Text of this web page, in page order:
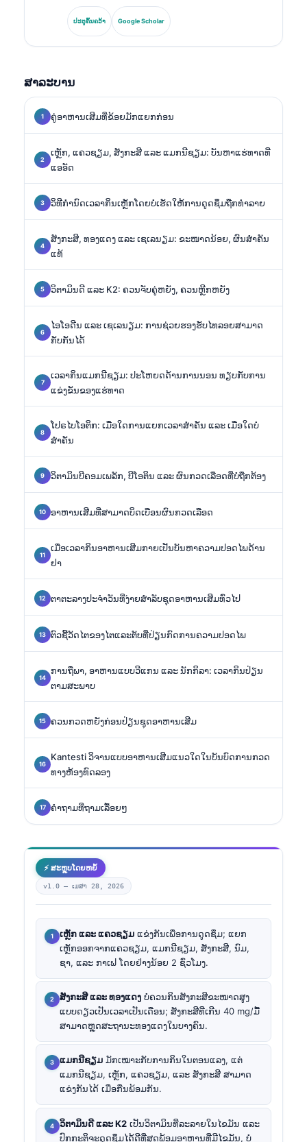
biomarker research. Former President of the German
Society for Clinical Chemistry, he specializes in
diagnostic panel analysis, biomarker standardization,
ປະຕູຄົ້ນຄວ້າ Google Scholar
ສາລະບານ
ຄູ່ອາຫານເສີມທີ່ຂ້ອຍມັກແຍກກ່ອນ
ເຫຼັກ, ແຄວຊຽມ, ສັງກະສີ ແລະ ແມກນີຊຽມ: ບັນຫາແຮ່ທາດທີ່
ແອອັດ
ວິທີກຳນົດເວລາກິນເຫຼັກໂດຍບໍ່ເຮັດໃຫ້ການດູດຊຶມຖືກທຳລາຍ
ສັງກະສີ, ທອງແດງ ແລະ ເຊເລນຽມ: ຂະໜາດນ້ອຍ, ຜົນສຳຄັນ
ແທ້
ວິຕາມິນດີ ແລະ K2: ຄວນຈັບຄູ່ຫຍັງ, ຄວນຫຼີກຫຍັງ
ໄອໂອດີນ ແລະ ເຊເລນຽມ: ການຊ່ວຍຮອງຮັບໄທລອຍສາມາດ
ກັບກັນໄດ້
ເວລາກິນແມກນີຊຽມ: ປະໂຫຍດດ້ານການນອນ ທຽບກັບການ
ແຂ່ງຂັນຂອງແຮ່ທາດ
ໂປຣໄບໂອຕິກ: ເມື່ອໃດການແຍກເວລາສຳຄັນ ແລະ ເມື່ອໃດບໍ່
ສຳຄັນ
ວິຕາມິນບີຄອມເພລັກ, ບີໂອຕິນ ແລະ ຜົນກວດເລືອດທີ່ບໍ່ຖືກຕ້ອງ
ອາຫານເສີມທີ່ສາມາດບິດເບືອນຜົນກວດເລືອດ
ເມື່ອເວລາກິນອາຫານເສີມກາຍເປັນບັນຫາຄວາມປອດໄພດ້ານ
ຢາ
ຕາຕະລາງປະຈຳວັນທີ່ງ່າຍສຳລັບຊຸດອາຫານເສີມທົ່ວໄປ
ຕົວຊີ້ວັດໄຕຂອງໄຕແລະຕັບທີ່ປ່ຽນກົດການຄວາມປອດໄພ
ການຖືພາ, ອາຫານແບບວີແກນ ແລະ ນັກກິລາ: ເວລາກິນປ່ຽນ
ຕາມສະພາບ
ຄວນກວດຫຍັງກ່ອນປ່ຽນຊຸດອາຫານເສີມ
Kantesti ວິຈານແບບອາຫານເສີມແນວໃດໃນບັນບົດການກວດ
ທາງຫ້ອງທົດລອງ
ຄໍາຖາມທີ່ຖາມເລື້ອຍໆ
⚡ ສະຫຼຸບໂດຍຫຍໍ້
v1.0 — ເມສາ 28, 2026
ເຫຼັກ ແລະ ແຄວຊຽມ ແຂ່ງກັນເພື່ອການດູດຊຶມ; ແຍກ
ເຫຼັກອອກຈາກແຄວຊຽມ, ແມກນີຊຽມ, ສັງກະສີ, ນົມ,
ຊາ, ແລະ ກາເຟ ໂດຍຢ່າງນ້ອຍ 2 ຊົ່ວໂມງ.
ສັງກະສີ ແລະ ທອງແດງ ບໍ່ຄວນກິນສັງກະສີຂະໜາດສູງ
ແບບດຽວເປັນເວລາເປັນເດືອນ; ສັງກະສີທີ່ເກີນ 40 mg/ມື້
ສາມາດຫຼຸດສະຖານະທອງແດງໃນບາງຄົນ.
ແມກນີຊຽມ ມັກເໝາະກັບການກິນໃນຕອນແລງ, ແຕ່
ແມກນີຊຽມ, ເຫຼັກ, ແຄວຊຽມ, ແລະ ສັງກະສີ ສາມາດ
ແຂ່ງກັນໄດ້ ເມື່ອກືນພ້ອມກັນ.
ວິຕາມິນດີ ແລະ K2 ເປັນວິຕາມິນທີ່ລະລາຍໃນໄຂມັນ ແລະ
ປົກກະຕິຈະດູດຊຶມໄດ້ດີທີ່ສຸດພ້ອມອາຫານທີ່ມີໄຂມັນ, ບໍ່